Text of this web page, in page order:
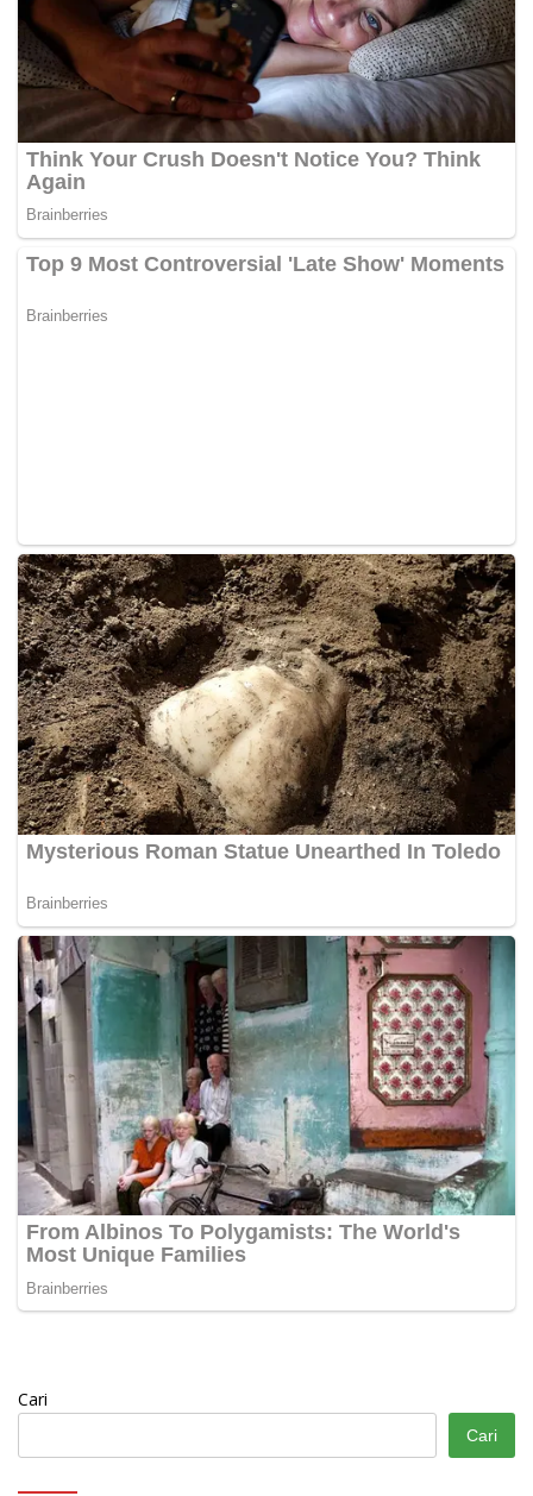
Cari
Cari